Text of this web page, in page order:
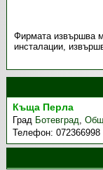
Фирмата извършва
инсталации,
Къща Перла
Град Ботевград,
Телефон:072366998